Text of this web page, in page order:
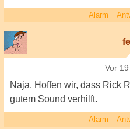
Alarm
Vor
Naja. Hoffen wir, dass Rick
gutem Sound verhilft.
Alarm